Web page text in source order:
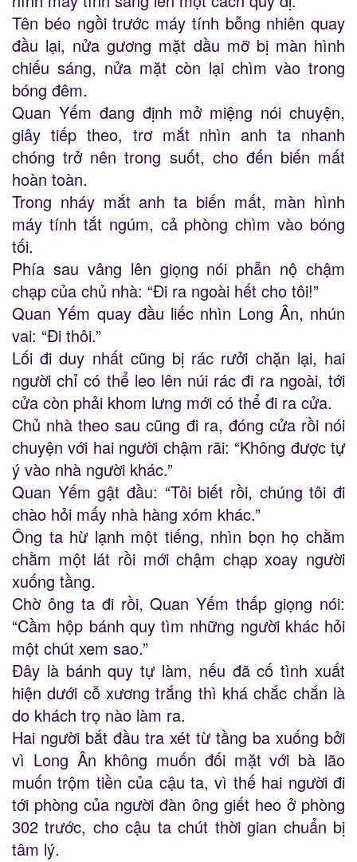
Tên béo ngồi trước máy tính bỗng nhiên quay
đầu lại, nửa gương mặt dầu mỡ bị màn hình
chiếu sáng, nửa mặt còn lại chìm vào trong
bóng đêm.
Quan Yếm đang định mở miệng nói chuyện,
giây tiếp theo, trơ mắt nhìn anh ta nhanh
chóng trở nên trong suốt, cho đến biến mất
hoàn toàn.
Trong nháy mắt anh ta biến mất, màn hình
máy tính tắt ngúm, cả phòng chìm vào bóng
tối.
Phía sau vâng lên giọng nói phẫn nộ chậm
chạp của chủ nhà: “Đi ra ngoài hết cho tôi!”
Quan Yếm quay đầu liếc nhìn Long Ân, nhún
vai: “Đi thôi.”
Lối đi duy nhất cũng bị rác rưởi chặn lại, hai
người chỉ có thể leo lên núi rác đi ra ngoài, tới
cửa còn phải khom lưng mới có thể đi ra cửa.
Chủ nhà theo sau cũng đi ra, đóng cửa rồi nói
chuyện với hai người chậm rãi: “Không được tự
ý vào nhà người khác.”
Quan Yếm gật đầu: “Tôi biết rồi, chúng tôi đi
chào hỏi mấy nhà hàng xóm khác.”
Ông ta hừ lạnh một tiếng, nhìn bọn họ chằm
chằm một lát rồi mới chậm chạp xoay người
xuống tầng.
Chờ ông ta đi rồi, Quan Yếm thấp giọng nói:
“Cầm hộp bánh quy tìm những người khác hỏi
một chút xem sao.”
Đây là bánh quy tự làm, nếu đã cố tình xuất
hiện dưới cỗ xương trắng thì khá chắc chắn là
do khách trọ nào làm ra.
Hai người bắt đầu tra xét từ tầng ba xuống bởi
vì Long Ân không muốn đối mặt với bà lão
muốn trộm tiền của cậu ta, vì thế hai người đi
tới phòng của người đàn ông giết heo ở phòng
302 trước, cho cậu ta chút thời gian chuẩn bị
tâm lý.